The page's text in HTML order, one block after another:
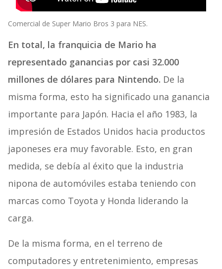
Comercial de Super Mario Bros 3 para NES.
En total, la franquicia de Mario ha
representado ganancias por casi 32.000
millones de dólares para Nintendo. De la
misma forma, esto ha significado una ganancia
importante para Japón. Hacia el año 1983, la
impresión de Estados Unidos hacia productos
japoneses era muy favorable. Esto, en gran
medida, se debía al éxito que la industria
nipona de automóviles estaba teniendo con
marcas como Toyota y Honda liderando la
carga.
De la misma forma, en el terreno de
computadores y entretenimiento, empresas